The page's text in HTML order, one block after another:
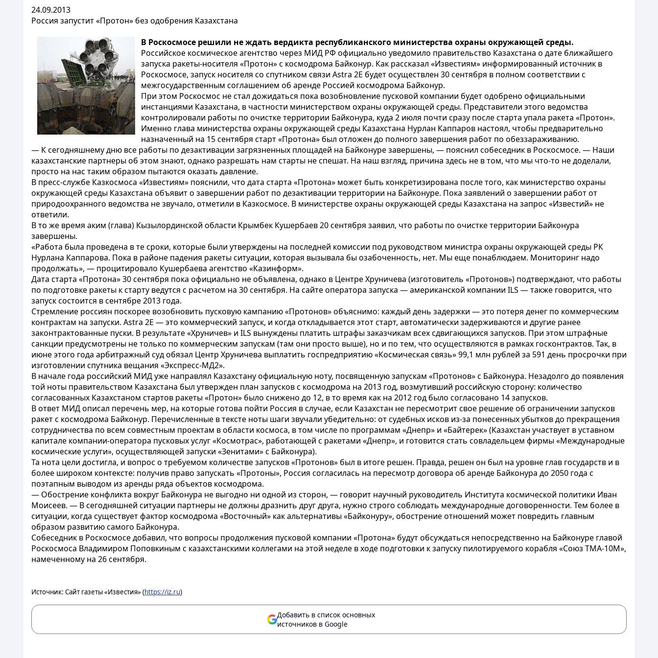
24.09.2013
Россия запустит «Протон» без одобрения Казахстана
В Роскосмосе решили не ждать вердикта республиканского министерства охраны окружающей среды.
Российское космическое агентство через МИД РФ официально уведомило правительство Казахстана о дате ближайшего
запуска ракеты-носителя «Протон» с космодрома Байконур. Как рассказал «Известиям» информированный источник в
Роскосмосе, запуск носителя со спутником связи Astra 2E будет осуществлен 30 сентября в полном соответствии с
межгосударственным соглашением об аренде Россией космодрома Байконур.
При этом Роскосмос не стал дожидаться пока возобновление пусковой компании будет одобрено официальными
инстанциями Казахстана, в частности министерством охраны окружающей среды. Представители этого ведомства
контролировали работы по очистке территории Байконура, куда 2 июля почти сразу после старта упала ракета «Протон».
Именно глава министерства охраны окружающей среды Казахстана Нурлан Каппаров настоял, чтобы предварительно
назначенный на 15 сентября старт «Протона» был отложен до полного завершения работ по обеззараживанию.
— К сегодняшнему дню все работы по дезактивации загрязненных площадей на Байконуре завершены, — пояснил собеседник в Роскосмосе. — Наши
казахстанские партнеры об этом знают, однако разрешать нам старты не спешат. На наш взгляд, причина здесь не в том, что мы что-то не доделали,
просто на нас таким образом пытаются оказать давление.
В пресс-службе Казкосмоса «Известиям» пояснили, что дата старта «Протона» может быть конкретизирована после того, как министерство охраны
окружающей среды Казахстана объявит о завершении работ по дезактивации территории на Байконуре. Пока заявлений о завершении работ от
природоохранного ведомства не звучало, отметили в Казкосмосе. В министерстве охраны окружающей среды Казахстана на запрос «Известий» не
ответили.
В то же время аким (глава) Кызылординской области Крымбек Кушербаев 20 сентября заявил, что работы по очистке территории Байконура
завершены.
«Работа была проведена в те сроки, которые были утверждены на последней комиссии под руководством министра охраны окружающей среды РК
Нурлана Каппарова. Пока в районе падения ракеты ситуации, которая вызывала бы озабоченность, нет. Мы еще понаблюдаем. Мониторинг надо
продолжать», — процитировало Кушербаева агентство «Казинформ».
Дата старта «Протона» 30 сентября пока официально не объявлена, однако в Центре Хруничева (изготовитель «Протонов») подтверждают, что работы
по подготовке ракеты к старту ведутся с расчетом на 30 сентября. На сайте оператора запуска — американской компании ILS — также говорится, что
запуск состоится в сентябре 2013 года.
Стремление россиян поскорее возобновить пусковую кампанию «Протонов» объяснимо: каждый день задержки — это потеря денег по коммерческим
контрактам на запуски. Astra 2E — это коммерческий запуск, и когда откладывается этот старт, автоматически задерживаются и другие ранее
законтрактованные пуски. В результате «Хруничев» и ILS вынуждены платить штрафы заказчикам всех сдвигающихся запусков. При этом штрафные
санкции предусмотрены не только по коммерческим запускам (там они просто выше), но и по тем, что осуществляются в рамках госконтрактов. Так, в
июне этого года арбитражный суд обязал Центр Хруничева выплатить госпредприятию «Космическая связь» 99,1 млн рублей за 591 день просрочки при
изготовлении спутника вещания «Экспресс-МД2».
В начале года российский МИД уже направлял Казахстану официальную ноту, посвященную запускам «Протонов» с Байконура. Незадолго до появления
той ноты правительством Казахстана был утвержден план запусков с космодрома на 2013 год, возмутивший российскую сторону: количество
согласованных Казахстаном стартов ракеты «Протон» было снижено до 12, в то время как на 2012 год было согласовано 14 запусков.
В ответ МИД описал перечень мер, на которые готова пойти Россия в случае, если Казахстан не пересмотрит свое решение об ограничении запусков
ракет с космодрома Байконур. Перечисленные в тексте ноты шаги звучали убедительно: от судебных исков из-за понесенных убытков до прекращения
сотрудничества по всем совместным проектам в области космоса, в том числе по программам «Днепр» и «Байтерек» (Казахстан участвует в уставном
капитале компании-оператора пусковых услуг «Космотрас», работающей с ракетами «Днепр», и готовится стать совладельцем фирмы «Международные
космические услуги», осуществляющей запуски «Зенитами» с Байконура).
Та нота цели достигла, и вопрос о требуемом количестве запусков «Протонов» был в итоге решен. Правда, решен он был на уровне глав государств и в
более широком контексте: получив право запускать «Протоны», Россия согласилась на пересмотр договора об аренде Байконура до 2050 года с
поэтапным выводом из аренды ряда объектов космодрома.
— Обострение конфликта вокруг Байконура не выгодно ни одной из сторон, — говорит научный руководитель Института космической политики Иван
Моисеев. — В сегодняшней ситуации партнеры не должны дразнить друг друга, нужно строго соблюдать международные договоренности. Тем более в
ситуации, когда существует фактор космодрома «Восточный» как альтернативы «Байконуру», обострение отношений может повредить главным
образом развитию самого Байконура.
Собеседник в Роскосмосе добавил, что вопросы продолжения пусковой компании «Протона» будут обсуждаться непосредственно на Байконуре главой
Роскосмоса Владимиром Поповкиным с казахстанскими коллегами на этой неделе в ходе подготовки к запуску пилотируемого корабля «Союз ТМА-10М»,
намеченному на 26 сентября.
Источник: Сайт газеты «Известия» (https://iz.ru)
Добавить в список основных
источников в Google